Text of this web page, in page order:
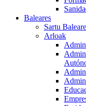
Baleares
Sartu
Arloak